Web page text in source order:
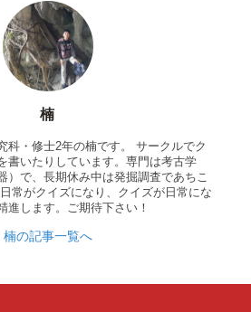
楠
科・修士2年の楠です。 サークルでク
書いたりしています。専門は考古学
）で、長期休み中は発掘調査であちこ
常がクイズになり、クイズが日常にな
進します。ご期待下さい！
楠の記事一覧へ